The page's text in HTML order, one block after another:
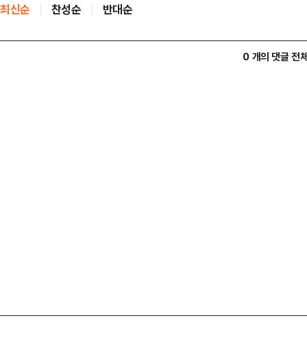
최신순 찬성순 반대순
0 개의 댓글 전